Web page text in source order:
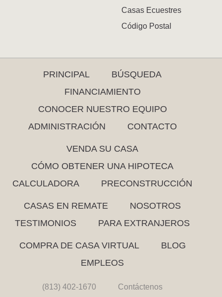
Casas Ecuestres
Código Postal
PRINCIPAL
BÚSQUEDA
FINANCIAMIENTO
CONOCER NUESTRO EQUIPO
ADMINISTRACIÓN
CONTACTO
VENDA SU CASA
CÓMO OBTENER UNA HIPOTECA
CALCULADORA
PRECONSTRUCCIÓN
CASAS EN REMATE
NOSOTROS
TESTIMONIOS
PARA EXTRANJEROS
COMPRA DE CASA VIRTUAL
BLOG
EMPLEOS
(813) 402-1670 Contáctenos